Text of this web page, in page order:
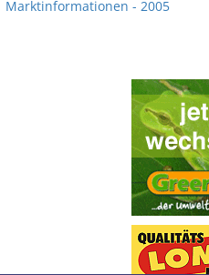
Marktinformationen - 2005